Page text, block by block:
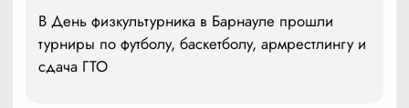
В День физкультурника в Барнауле прошли
турниры по футболу, баскетболу, армрестлингу и
сдача ГТО